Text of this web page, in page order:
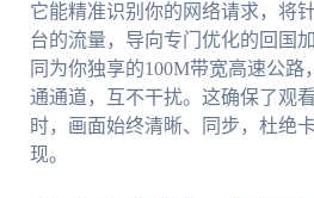
它能精准识别你的网络请求，将
台的流量，导向专门优化的回国
同为你独享的100M带宽高速公
通通道，互不干扰。这确保了观
时，画面始终清晰、同步，杜绝
现。